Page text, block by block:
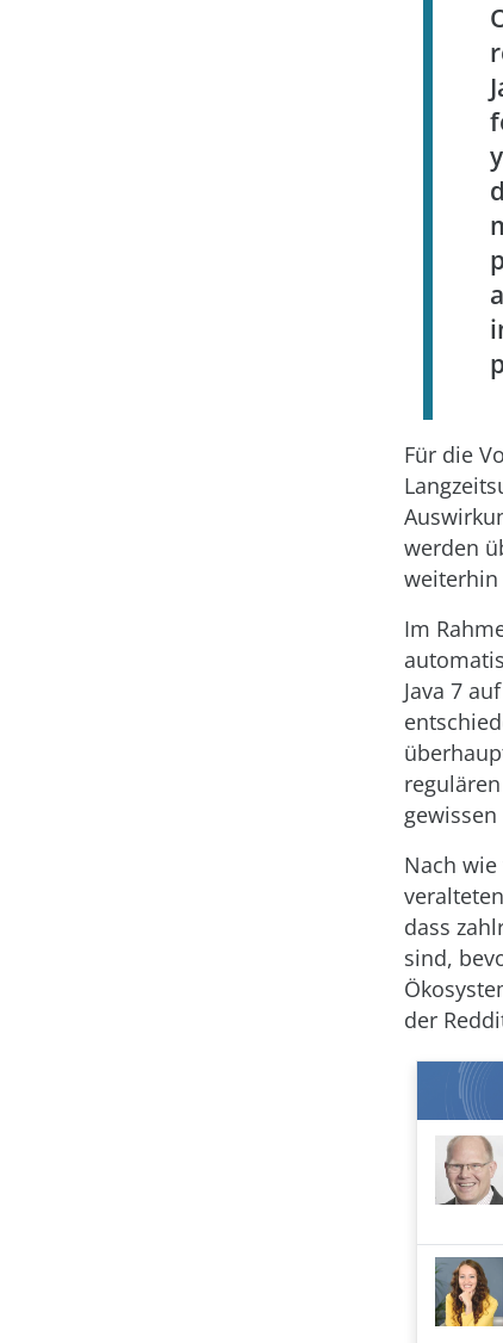
Für die
werden
weiterhin
Im
Java 7
Nach
dass
sind,
der